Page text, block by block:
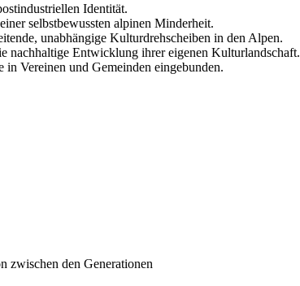
Identität.
selbstbewussten alpinen Minderheit.
unabhängige Kulturdrehscheiben in den Alpen.
nachhaltige Entwicklung ihrer eigenen Kulturlandschaft.
in Vereinen und Gemeinden eingebunden.
zwischen den Generationen